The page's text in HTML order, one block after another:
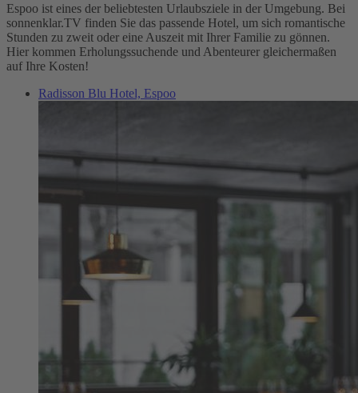
Espoo ist eines der beliebtesten Urlaubsziele in der Umgebung. Bei
sonnenklar.TV finden Sie das passende Hotel, um sich romantische
Stunden zu zweit oder eine Auszeit mit Ihrer Familie zu gönnen.
Hier kommen Erholungssuchende und Abenteurer gleichermaßen
auf Ihre Kosten!
Radisson Blu Hotel, Espoo